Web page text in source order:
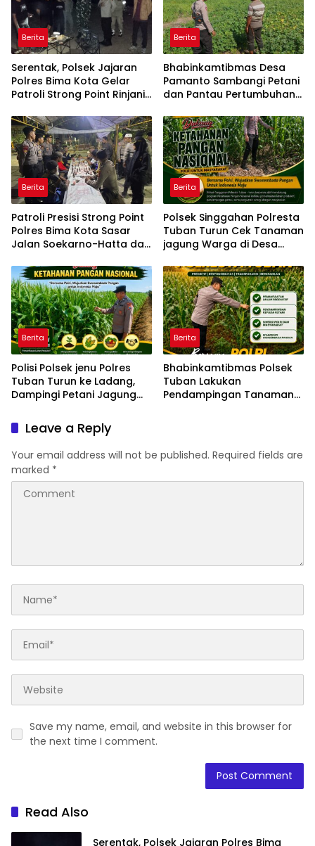
Berita
Serentak, Polsek Jajaran
Polres Bima Kota Gelar
Patroli Strong Point Rinjani
Berita
Bhabinkamtibmas Desa
Pamanto Sambangi Petani
dan Pantau Pertumbuhan
Berita
Patroli Presisi Strong Point
Polres Bima Kota Sasar
Jalan Soekarno-Hatta dan
Berita
Polsek Singgahan Polresta
Tuban Turun Cek Tanaman
jagung Warga di Desa
Berita
Polisi Polsek jenu Polres
Tuban Turun ke Ladang,
Dampingi Petani Jagung
Berita
Bhabinkamtibmas Polsek
Tuban Lakukan
Pendampingan Tanaman
Leave a Reply
Your email address will not be published. Required fields are
marked *
Save my name, email, and website in this browser for
the next time I comment.
Read Also
Serentak, Polsek Jajaran Polres Bima